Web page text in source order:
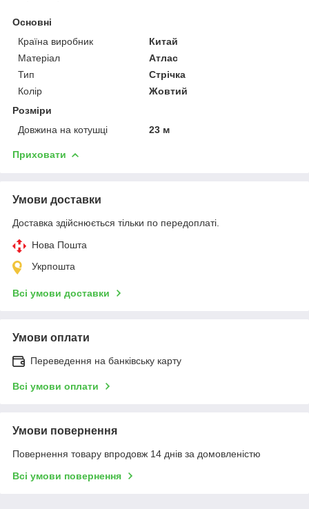
Основні
Країна виробник
Китай
Матеріал
Атлас
Тип
Стрічка
Колір
Жовтий
Розміри
Довжина на котушці
23 м
Приховати
Умови доставки
Доставка здійснюється тільки по передоплаті.
Нова Пошта
Укрпошта
Всі умови доставки
Умови оплати
Переведення на банківську карту
Всі умови оплати
Умови повернення
Повернення товару впродовж 14 днів за домовленістю
Всі умови повернення